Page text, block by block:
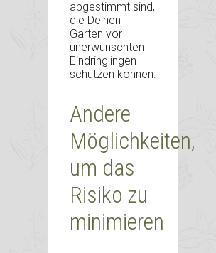
abgestimmt sind,
die Deinen
Garten vor
unerwünschten
Eindringlingen
schützen können.
Andere
Möglichkeiten,
um das
Risiko zu
minimieren